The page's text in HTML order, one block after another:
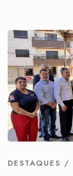
DESTAQUES /